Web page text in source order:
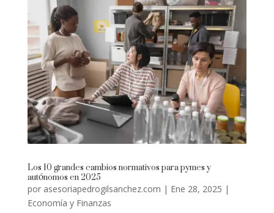
Los 10 grandes cambios normativos para pymes y
autónomos en 2025
por asesoriapedrogilsanchez.com | Ene 28, 2025 |
Economía y Finanzas